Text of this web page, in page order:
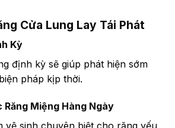
Cửa Lung Lay Tái Phát
Kỳ
định kỳ sẽ giúp phát hiện sớm
pháp kịp thời.
Răng Miệng Hàng Ngày